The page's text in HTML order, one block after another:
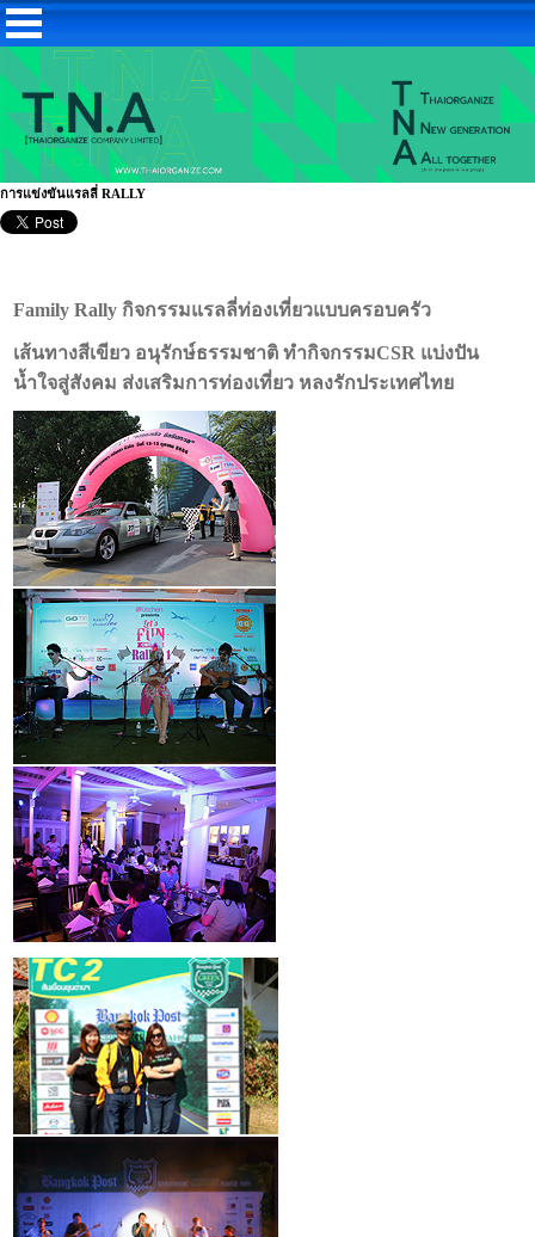
การแข่งขันแรลลี่ RALLY
Family Rally กิจกรรมแรลลี่ท่องเที่ยวแบบครอบครัว
เส้นทางสีเขียว อนุรักษ์ธรรมชาติ ทำกิจกรรมCSR แบ่งปัน
น้ำใจสู่สังคม ส่งเสริมการท่องเที่ยว หลงรักประเทศไทย